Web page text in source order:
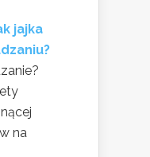
jajka
na